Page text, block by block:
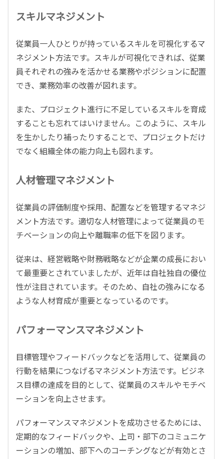
スキルマネジメント
従業員一人ひとりが持っているスキルを可視化するマ
ネジメント方法です。スキルが可視化できれば、従業
員それぞれの強みを活かせる業務やポジションに配置
でき、業務効率の改善が図れます。
また、プロジェクト進行に不足しているスキルを育成
することも忘れてはいけません。このように、スキル
を生かしたり補ったりすることで、プロジェクトだけ
でなく組織全体の能力向上も図れます。
人材管理マネジメント
従業員の評価制度や採用、配置などを管理するマネジ
メント方法です。適切な人材管理によって従業員のモ
チベーションの向上や離職率の低下を図ります。
従来は、経営戦略や財務戦略などが企業の成長におい
て最重要とされていましたが、近年は自社独自の優位
性が注目されています。そのため、自社の強みになる
ような人材育成が重要となっているのです。
パフォーマンスマネジメント
目標管理やフィードバックなどを活用して、従業員の
行動を結果につなげるマネジメント方法です。ビジネ
ス目標の達成を目的として、従業員のスキルやモチベ
ーションを向上させます。
パフォーマンスマネジメントを成功させるためには、
定期的なフィードバックや、上司・部下のコミュニケ
ーションの増加、部下へのコーチングなどが有効とさ